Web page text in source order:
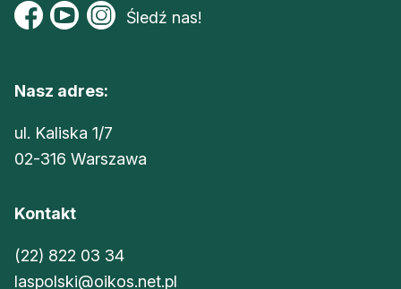
Śledź nas!
Nasz adres:
ul. Kaliska 1/7
02-316 Warszawa
Kontakt
(22) 822 03 34
laspolski@oikos.net.pl